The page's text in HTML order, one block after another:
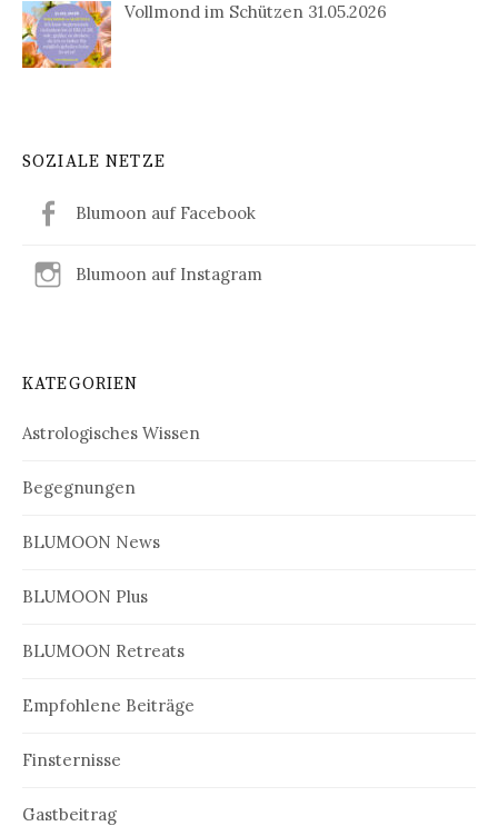
Vollmond im Schützen 31.05.2026
SOZIALE NETZE
Blumoon auf Facebook
Blumoon auf Instagram
KATEGORIEN
Astrologisches Wissen
Begegnungen
BLUMOON News
BLUMOON Plus
BLUMOON Retreats
Empfohlene Beiträge
Finsternisse
Gastbeitrag